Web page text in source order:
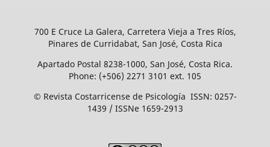
700 E Cruce La Galera, Carretera Vieja a Tres Ríos,
Pinares de Curridabat, San José, Costa Rica
Apartado Postal 8238-1000, San José, Costa Rica.
Phone: (+506) 2271 3101 ext. 105
© Revista Costarricense de Psicología ISSN: 0257-
1439 / ISSNe 1659-2913